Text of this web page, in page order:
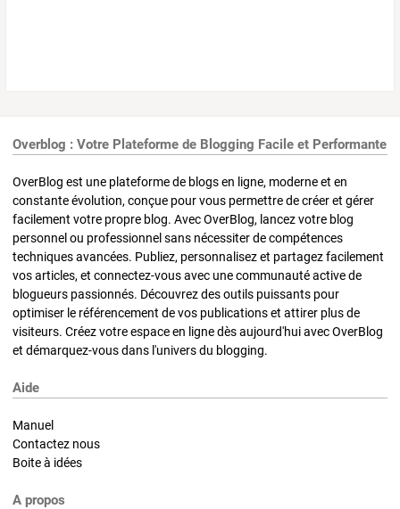
Overblog : Votre Plateforme de Blogging Facile et Performante
OverBlog est une plateforme de blogs en ligne, moderne et en
constante évolution, conçue pour vous permettre de créer et gérer
facilement votre propre blog. Avec OverBlog, lancez votre blog
personnel ou professionnel sans nécessiter de compétences
techniques avancées. Publiez, personnalisez et partagez facilement
vos articles, et connectez-vous avec une communauté active de
blogueurs passionnés. Découvrez des outils puissants pour
optimiser le référencement de vos publications et attirer plus de
visiteurs. Créez votre espace en ligne dès aujourd'hui avec OverBlog
et démarquez-vous dans l'univers du blogging.
Aide
Manuel
Contactez nous
Boite à idées
A propos